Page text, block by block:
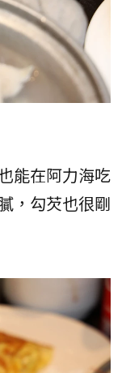
能在阿力海吃
，勾芡也很剛